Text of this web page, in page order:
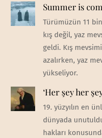
Summer is
Türümüzün 11
kış değil, yaz
geldi. Kış
azalırken, yaz
yükseliyor.
‘Her şey her
19. yüzyılın en
dünyada
hakları